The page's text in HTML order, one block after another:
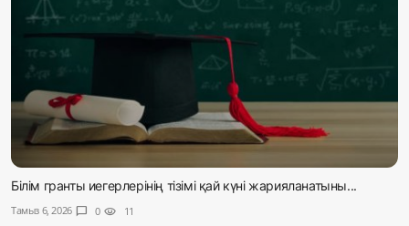
Білім гранты иегерлерінің тізімі қай күні жарияланатыны...
Тамыз 6, 2026 chat_bubble 0 visibility 11